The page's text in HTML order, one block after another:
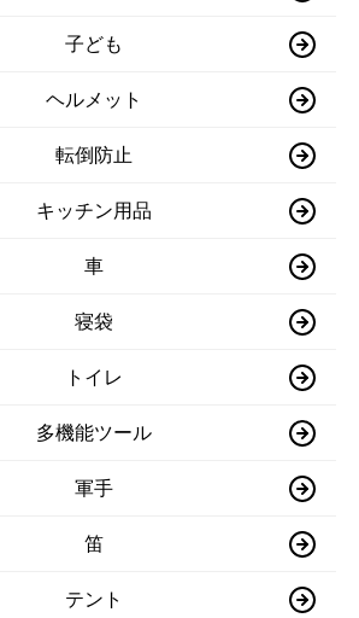
子ども
ヘルメット
転倒防止
キッチン用品
車
寝袋
トイレ
多機能ツール
軍手
笛
テント